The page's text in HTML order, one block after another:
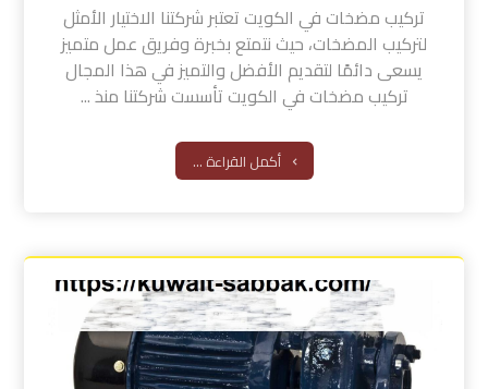
تركيب مضخات في الكويت تعتبر شركتنا الاختيار الأمثل
لتركيب المضخات، حيث نتمتع بخبرة وفريق عمل متميز
يسعى دائمًا لتقديم الأفضل والتميز في هذا المجال
تركيب مضخات في الكويت تأسست شركتنا منذ ...
أكمل القراءة ...